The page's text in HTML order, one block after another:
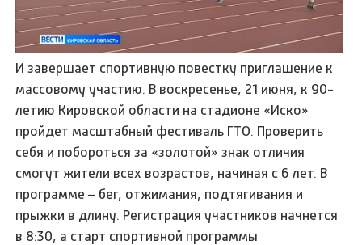
И завершает спортивную повестку приглашение к
массовому участию. В воскресенье, 21 июня, к 90-
летию Кировской области на стадионе «Иско»
пройдет масштабный фестиваль ГТО. Проверить
себя и побороться за «золотой» знак отличия
смогут жители всех возрастов, начиная с 6 лет. В
программе – бег, отжимания, подтягивания и
прыжки в длину. Регистрация участников начнется
в 8:30, а старт спортивной программы